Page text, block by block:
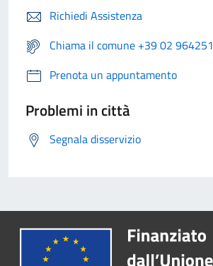
Richiedi Assistenza
Chiama il comune +39 02 964251
Prenota un appuntamento
Problemi in città
Segnala disservizio